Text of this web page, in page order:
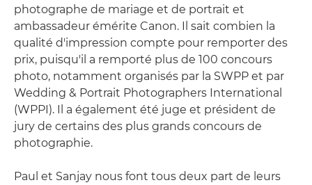
photographe de mariage et de portrait et
ambassadeur émérite Canon. Il sait combien la
qualité d'impression compte pour remporter des
prix, puisqu'il a remporté plus de 100 concours
photo, notamment organisés par la SWPP et par
Wedding & Portrait Photographers International
(WPPI). Il a également été juge et président de
jury de certains des plus grands concours de
photographie.
Paul et Sanjay nous font tous deux part de leurs